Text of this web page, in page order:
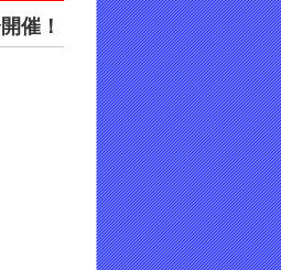
催！